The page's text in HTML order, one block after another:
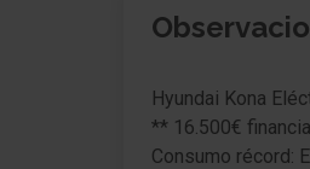
Hyundai Kona
** 16.500€
Consumo récord: